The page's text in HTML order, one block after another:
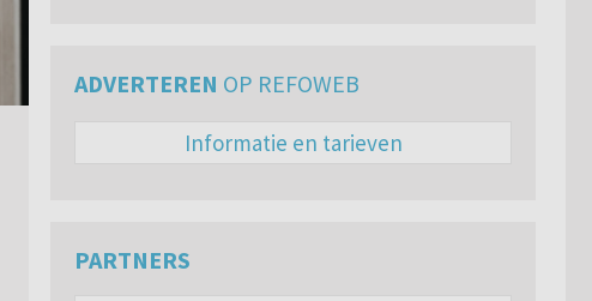
ADVERTEREN OP REFOWEB
Informatie en tarieven
PARTNERS